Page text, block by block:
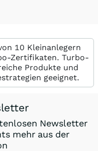
10 Kleinanlegern
Zertifikaten. Turbo-
Produkte und
geeignet.
Newsletter
mehr aus der